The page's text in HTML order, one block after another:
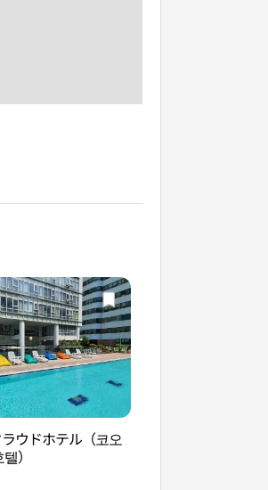
ウドホテル（코오
）